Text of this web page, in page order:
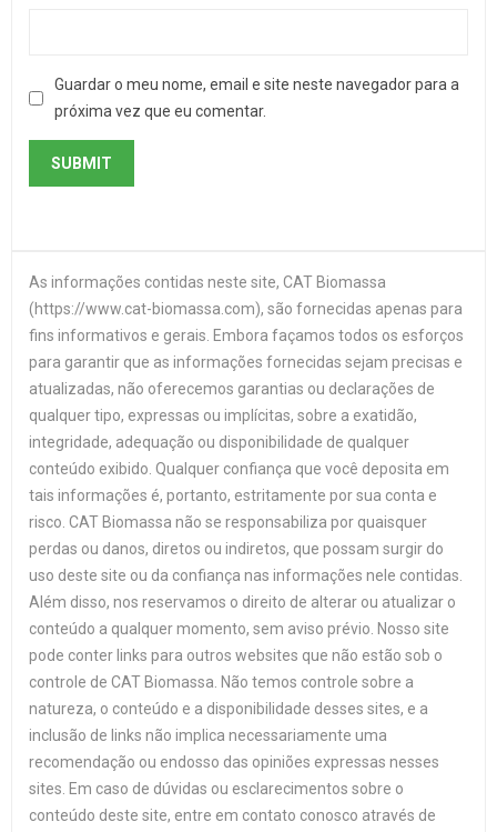
Guardar o meu nome, email e site neste navegador para a
próxima vez que eu comentar.
As informações contidas neste site, CAT Biomassa
(https://www.cat-biomassa.com), são fornecidas apenas para
fins informativos e gerais. Embora façamos todos os esforços
para garantir que as informações fornecidas sejam precisas e
atualizadas, não oferecemos garantias ou declarações de
qualquer tipo, expressas ou implícitas, sobre a exatidão,
integridade, adequação ou disponibilidade de qualquer
conteúdo exibido. Qualquer confiança que você deposita em
tais informações é, portanto, estritamente por sua conta e
risco. CAT Biomassa não se responsabiliza por quaisquer
perdas ou danos, diretos ou indiretos, que possam surgir do
uso deste site ou da confiança nas informações nele contidas.
Além disso, nos reservamos o direito de alterar ou atualizar o
conteúdo a qualquer momento, sem aviso prévio. Nosso site
pode conter links para outros websites que não estão sob o
controle de CAT Biomassa. Não temos controle sobre a
natureza, o conteúdo e a disponibilidade desses sites, e a
inclusão de links não implica necessariamente uma
recomendação ou endosso das opiniões expressas nesses
sites. Em caso de dúvidas ou esclarecimentos sobre o
conteúdo deste site, entre em contato conosco através de